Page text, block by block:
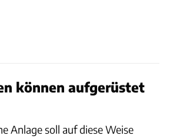
können aufgerüstet
Anlage soll auf diese Weise